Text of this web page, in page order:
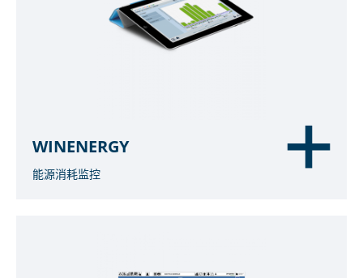
WINENERGY
能源消耗监控